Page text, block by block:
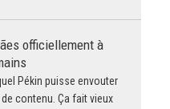
officiellement à
Pékin puisse envouter
contenu. Ça fait vieux